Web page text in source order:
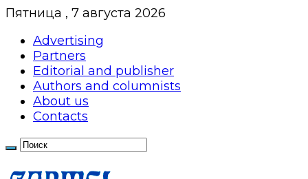
Пятница , 7 августа 2026
Advertising
Partners
Editorial and publisher
Authors and columnists
About us
Contacts